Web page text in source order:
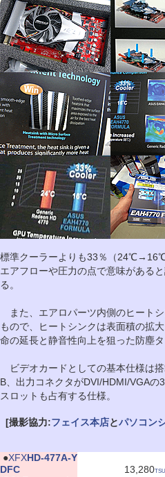
標準クーラーよりも33％（24℃→16℃
エアフローや圧力の点で意味がある
る。
また、エアロパーツ内側のヒート
もので、ヒートシンクは表面積の拡
命の延長と静音性向上を狙った防塵
ビデオカードとしての基本仕様は
B、出力コネクタがDVI/HDMI/VGAの
スロットも占有する仕様。
[撮影協力:フェイス本店とパソコン
●XFXHD-477A-Y
DFC
13,280